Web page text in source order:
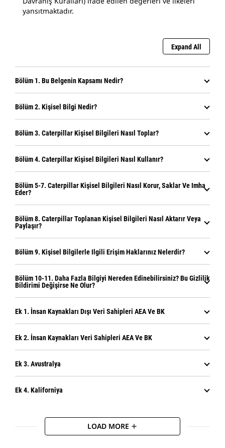
yansıtmaktadır.
Expand All
Bölüm 1. Bu Belgenin Kapsamı Nedir?
Bölüm 2. Kişisel Bilgi Nedir?
Bölüm 3. Caterpillar Kişisel Bilgileri Nasıl Toplar?
Bölüm 4. Caterpillar Kişisel Bilgileri Nasıl Kullanır?
Bölüm 5-7. Caterpillar Kişisel Bilgileri Nasıl Korur, Saklar Ve Imha
Eder?
Bölüm 8. Caterpillar Toplanan Kişisel Bilgileri Nasıl Aktarır Veya
Paylaşır?
Bölüm 9. Kişisel Bilgilerle Ilgili Erişim Haklarınız Nelerdir?
Bölüm 10-11. Daha Fazla Bilgiyi Nereden Edinebilirsiniz? Bu Gizlilik
Bildirimi Değişirse Ne Olur?
Ek 1. İnsan Kaynakları Dışı Veri Sahipleri AEA Ve BK
Ek 2. İnsan Kaynakları Veri Sahipleri AEA Ve BK
Ek 3. Avustralya
Ek 4. Kaliforniya
LOAD MORE add